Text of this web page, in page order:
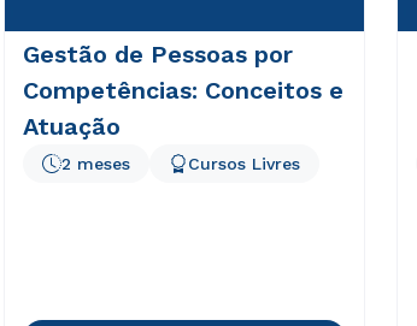
Gestão de Pessoas por
Competências: Conceitos e
Atuação
2 meses Cursos Livres